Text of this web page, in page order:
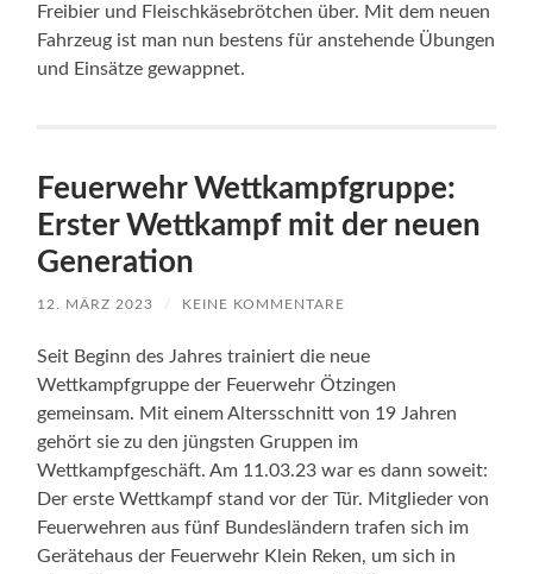
Freibier und Fleischkäsebrötchen über. Mit dem neuen
Fahrzeug ist man nun bestens für anstehende Übungen
und Einsätze gewappnet.
Feuerwehr Wettkampfgruppe:
Erster Wettkampf mit der neuen
Generation
12. MÄRZ 2023 / KEINE KOMMENTARE
Seit Beginn des Jahres trainiert die neue
Wettkampfgruppe der Feuerwehr Ötzingen
gemeinsam. Mit einem Altersschnitt von 19 Jahren
gehört sie zu den jüngsten Gruppen im
Wettkampfgeschäft. Am 11.03.23 war es dann soweit:
Der erste Wettkampf stand vor der Tür. Mitglieder von
Feuerwehren aus fünf Bundesländern trafen sich im
Gerätehaus der Feuerwehr Klein Reken, um sich in